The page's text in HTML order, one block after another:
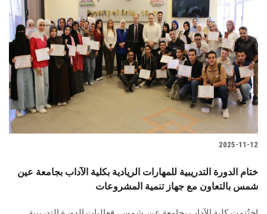
2025-11-12
ختام الدورة التدريبية للمهارات الريادية بكلية الآداب بجامعة عين
شمس بالتعاون مع جهاز تنمية المشروعات